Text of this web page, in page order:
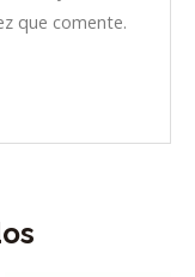
que comente.